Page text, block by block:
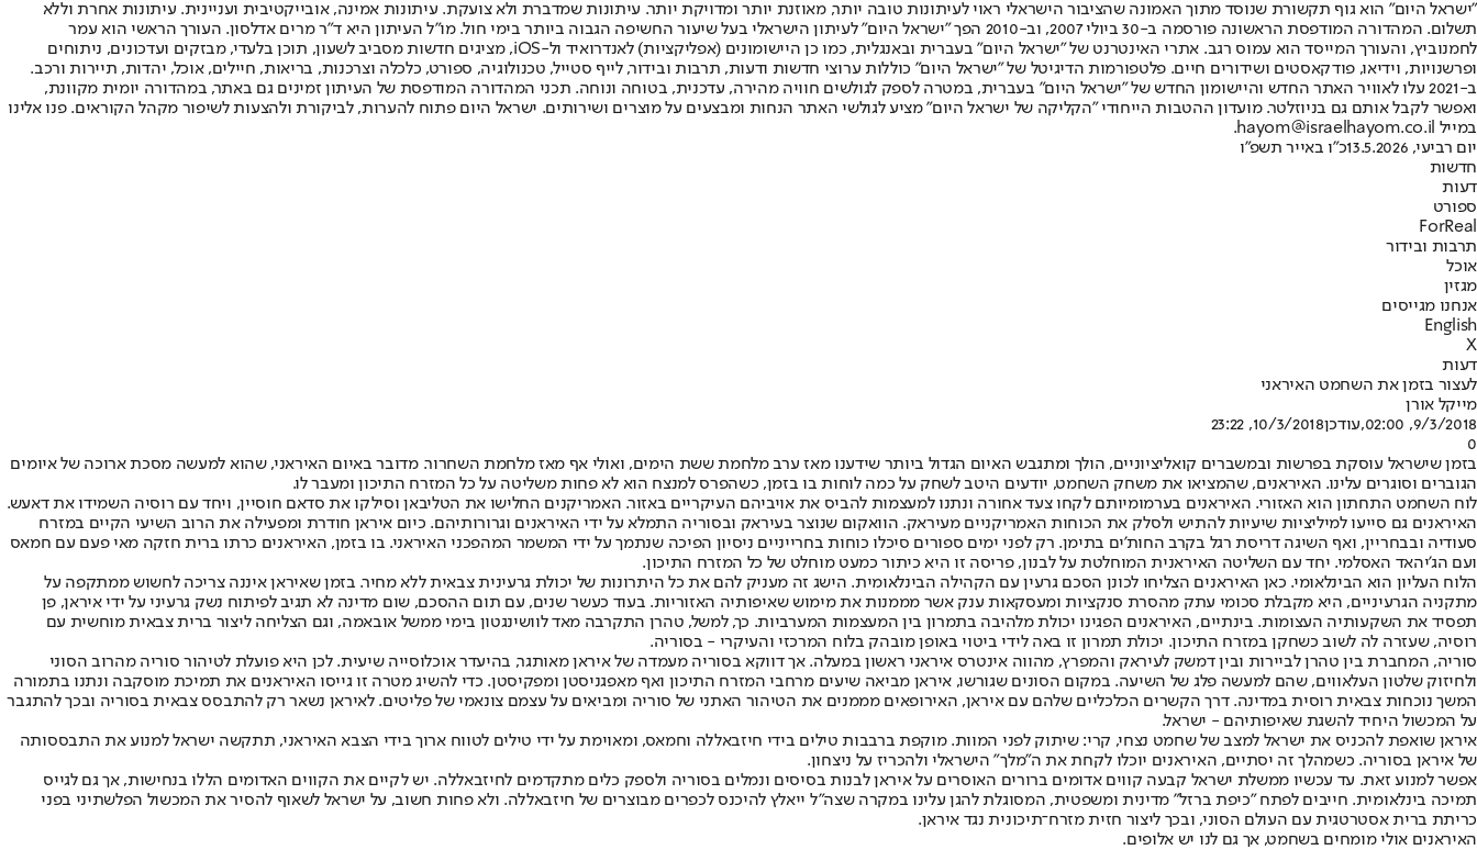
"ישראל היום" הוא גוף תקשורת שנוסד מתוך האמונה שהציבור הישראלי ראוי לעיתונות טובה יותר, מאוזנת יותר ומדויקת יותר. עיתונות שמדברת ולא צועקת. עיתונות אמינה, אובייקטיבית ועניינית. עיתונות אחרת וללא
תשלום. המהדורה המודפסת הראשונה פורסמה ב-30 ביולי 2007, וב-2010 הפך "ישראל היום" לעיתון הישראלי בעל שיעור החשיפה הגבוה ביותר בימי חול. מו"ל העיתון היא ד"ר מרים אדלסון. העורך הראשי הוא עמר
לחמנוביץ, והעורך המייסד הוא עמוס רגב. אתרי האינטרנט של "ישראל היום" בעברית ובאנגלית, כמו כן היישומונים (אפליקציות) לאנדרואיד ול-iOS, מציגים חדשות מסביב לשעון, תוכן בלעדי, מבזקים ועדכונים, ניתוחים
ופרשנויות, וידיאו, פודקאסטים ושידורים חיים. פלטפורמות הדיגיטל של "ישראל היום" כוללות ערוצי חדשות ודעות, תרבות ובידור, לייף סטייל, טכנולוגיה, ספורט, כלכלה וצרכנות, בריאות, חיילים, אוכל, יהדות, תיירות ורכב.
ב-2021 עלו לאוויר האתר החדש והיישומון החדש של "ישראל היום" בעברית, במטרה לספק לגולשים חוויה מהירה, עדכנית, בטוחה ונוחה. תכני המהדורה המודפסת של העיתון זמינים גם באתר, במהדורה יומית מקוונת,
ואפשר לקבל אותם גם בניוזלטר. מועדון ההטבות הייחודי "הקליקה של ישראל היום" מציע לגולשי האתר הנחות ומבצעים על מוצרים ושירותים. ישראל היום פתוח להערות, לביקורת ולהצעות לשיפור מקהל הקוראים. פנו אלינו
במייל hayom@israelhayom.co.il.
יום רביעי, 13.5.2026
כ"ו באייר תשפ"ו
חדשות
דעות
ספורט
ForReal
תרבות ובידור
אוכל
מגזין
אנחנו מגייסים
English
X
דעות
לעצור בזמן את השחמט האיראני
מייקל אורן
9/3/2018, 02:00
,עודכן10/3/2018, 23:22
0
בזמן שישראל עוסקת בפרשות ובמשברים קואליציוניים, הולך ומתגבש האיום הגדול ביותר שידענו מאז ערב מלחמת ששת הימים, ואולי אף מאז מלחמת השחרור. מדובר באיום האיראני, שהוא למעשה מסכת ארוכה של איומים
הגוברים וסוגרים עלינו. האיראנים, שהמציאו את משחק השחמט, יודעים היטב לשחק על כמה לוחות בו בזמן, כשהפרס למנצח הוא לא פחות משליטה על כל המזרח התיכון ומעבר לו.
לוח השחמט התחתון הוא האזורי. האיראנים בערמומיותם לקחו צעד אחורה ונתנו למעצמות להביס את אויביהם העיקריים באזור. האמריקנים החלישו את הטליבאן וסילקו את סדאם חוסיין, ויחד עם רוסיה השמידו את דאעש.
האיראנים גם סייעו למיליציות שיעיות להתיש ולסלק את הכוחות האמריקניים מעיראק. הוואקום שנוצר בעיראק ובסוריה התמלא על ידי האיראנים וגרורותיהם. כיום איראן חודרת ומפעילה את הרוב השיעי הקיים במזרח
סעודיה ובבחריין, ואף השיגה דריסת רגל בקרב החות'ים בתימן. רק לפני ימים ספורים סיכלו כוחות בחרייניים ניסיון הפיכה שנתמך על ידי המשמר המהפכני האיראני. בו בזמן, האיראנים כרתו ברית חזקה מאי פעם עם חמאס
ועם הג'יהאד האסלמי. יחד עם השליטה האיראנית המוחלטת על לבנון, פריסה זו היא כיתור כמעט מוחלט של כל המזרח התיכון.
הלוח העליון הוא הבינלאומי. כאן האיראנים הצליחו לכונן הסכם גרעין עם הקהילה הבינלאומית. הישג זה מעניק להם את כל היתרונות של יכולת גרעינית צבאית ללא מחיר. בזמן שאיראן איננה צריכה לחשוש ממתקפה על
מתקניה הגרעיניים, היא מקבלת סכומי עתק מהסרת סנקציות ומעסקאות ענק אשר מממנות את מימוש שאיפותיה האזוריות. בעוד כעשר שנים, עם תום ההסכם, שום מדינה לא תגיב לפיתוח נשק גרעיני על ידי איראן, פן
תפסיד את השקעותיה העצומות. בינתיים, האיראנים הפגינו יכולת מלהיבה בתמרון בין המעצמות המערביות. כך, למשל, טהרן התקרבה מאד לוושינגטון בימי ממשל אובאמה, וגם הצליחה ליצור ברית צבאית מוחשית עם
רוסיה, שעזרה לה לשוב כשחקן במזרח התיכון. יכולת תמרון זו באה לידי ביטוי באופן מובהק בלוח המרכזי והעיקרי - בסוריה.
סוריה, המחברת בין טהרן לביירות ובין דמשק לעיראק והמפרץ, מהווה אינטרס איראני ראשון במעלה. אך דווקא בסוריה מעמדה של איראן מאותגר, בהיעדר אוכלוסייה שיעית. לכן היא פועלת לטיהור סוריה מהרוב הסוני
ולחיזוק שלטון העלאווים, שהם למעשה פלג של השיעה. במקום הסונים שגורשו, איראן מביאה שיעים מרחבי המזרח התיכון ואף מאפגניסטן ומפקיסטן. כדי להשיג מטרה זו גייסו האיראנים את תמיכת מוסקבה ונתנו בתמורה
המשך נוכחות צבאית רוסית במדינה. דרך הקשרים הכלכליים שלהם עם איראן, האירופאים מממנים את הטיהור האתני של סוריה ומביאים על עצמם צונאמי של פליטים. לאיראן נשאר רק להתבסס צבאית בסוריה ובכך להתגבר
על המכשול היחיד להשגת שאיפותיהם - ישראל.
איראן שואפת להכניס את ישראל למצב של שחמט נצחי, קרי: שיתוק לפני המוות. מוקפת ברבבות טילים בידי חיזבאללה וחמאס, ומאוימת על ידי טילים לטווח ארוך בידי הצבא האיראני, תתקשה ישראל למנוע את התבססותה
של איראן בסוריה. כשמהלך זה יסתיים, האיראנים יוכלו לקחת את ה"מלך" הישראלי ולהכריז על ניצחון.
אפשר למנוע זאת. עד עכשיו ממשלת ישראל קבעה קווים אדומים ברורים האוסרים על איראן לבנות בסיסים ונמלים בסוריה ולספק כלים מתקדמים לחיזבאללה. יש לקיים את הקווים האדומים הללו בנחישות, אך גם לגייס
תמיכה בינלאומית. חייבים לפתח "כיפת ברזל" מדינית ומשפטית, המסוגלת להגן עלינו במקרה שצה"ל ייאלץ להיכנס לכפרים מבוצרים של חיזבאללה. ולא פחות חשוב, על ישראל לשאוף להסיר את המכשול הפלשתיני בפני
כריתת ברית אסטרטגית עם העולם הסוני, ובכך ליצור חזית מזרח־תיכונית נגד איראן.
האיראנים אולי מומחים בשחמט, אך גם לנו יש אלופים.